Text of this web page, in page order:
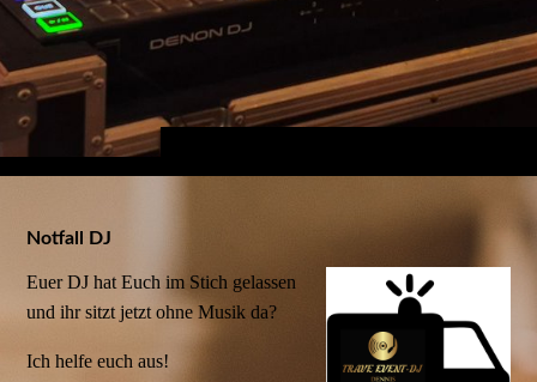
Notfall DJ
Euer DJ hat Euch im Stich gelassen
und ihr sitzt jetzt ohne Musik da?
Ich helfe euch aus!